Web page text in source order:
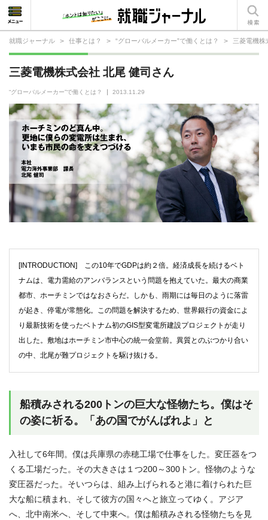
就職ジャーナル > 仕事とは？ > “グローバルメーカー”で働くとは？ > 三菱電機株
三菱電機株式会社 北尾 健司さん
“グローバルメーカー”で働くとは？ 2013.11.29
[INTRODUCTION] この10年でGDPは約２倍。経済成長を続けるベト
ナムは、電力需給のアンバランスという問題を抱えていた。最大の商業
都市、ホーチミンではなおさらだ。しかも、雨期には毎日のように落雷
が起き、停電が常態化。この問題を解決するため、世界銀行の資金によ
り最新技術を使ったベトナム初のGIS型変電所建設プロジェクトが走り
出した。敷地はホーチミン市中心の統一会堂前。異質とのぶつかり合い
の中、北尾が難プロジェクトを駆け抜ける。
船積みされる200トンの巨大な怪物たち。僕はそ
の姿に祈る。「あの国でがんばれよ」と
入社して6年間。僕は兵庫県の赤穂工場で仕事をした。変圧器をつ
くる工場だった。その大きさは１つ200～300トン。怪物のような
変圧器だった。そいつらは、組み上げられると港に着けられた巨
大な船に積まれ、そして彼方の国々へと旅立ってゆく。アジア
へ、北中南米へ、そして中東へ。僕は船積みされる怪物たちを見
就活相談
就活ノウハウ
仕事の選び方・ヒント
仕事とは？
就活コラム